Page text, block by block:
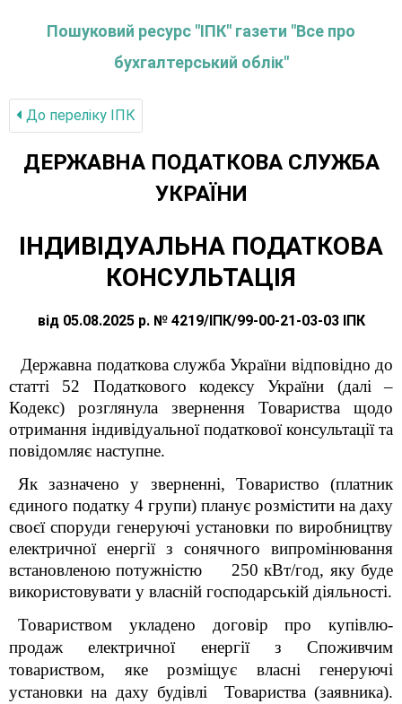
Пошуковий ресурс "ІПК" газети "Все про
бухгалтерський облік"
До переліку IПК
ДЕРЖАВНА ПОДАТКОВА СЛУЖБА
УКРАЇНИ
ІНДИВІДУАЛЬНА ПОДАТКОВА
КОНСУЛЬТАЦІЯ
від 05.08.2025 р. № 4219/ІПК/99-00-21-03-03 ІПК
Державна податкова служба України відповідно до
статті 52 Податкового кодексу України (далі –
Кодекс) розглянула звернення Товариства щодо
отримання індивідуальної податкової консультації та
повідомляє наступне.
Як зазначено у зверненні, Товариство (платник
єдиного податку 4 групи) планує розмістити на даху
своєї споруди генеруючі установки по виробництву
електричної енергії з сонячного випромінювання
встановленою потужністю 250 кВт/год, яку буде
використовувати у власній господарській діяльності.
Товариством укладено договір про купівлю-
продаж електричної енергії з Споживчим
товариством, яке розміщує власні генеруючі
установки на даху будівлі Товариства (заявника).